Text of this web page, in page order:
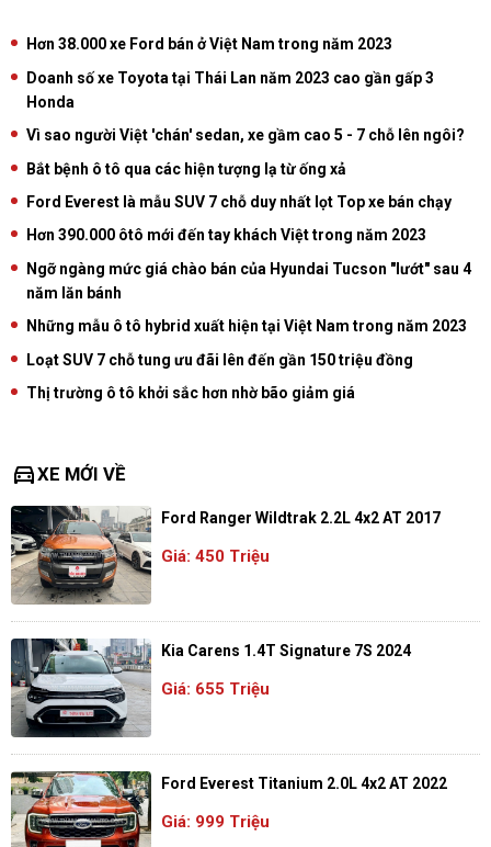
Hơn 38.000 xe Ford bán ở Việt Nam trong năm 2023
Doanh số xe Toyota tại Thái Lan năm 2023 cao gần gấp 3
Honda
Vì sao người Việt 'chán' sedan, xe gầm cao 5 - 7 chỗ lên ngôi?
Bắt bệnh ô tô qua các hiện tượng lạ từ ống xả
Ford Everest là mẫu SUV 7 chỗ duy nhất lọt Top xe bán chạy
Hơn 390.000 ôtô mới đến tay khách Việt trong năm 2023
Ngỡ ngàng mức giá chào bán của Hyundai Tucson "lướt" sau 4
năm lăn bánh
Những mẫu ô tô hybrid xuất hiện tại Việt Nam trong năm 2023
Loạt SUV 7 chỗ tung ưu đãi lên đến gần 150 triệu đồng
Thị trường ô tô khởi sắc hơn nhờ bão giảm giá
directions_carXE MỚI VỀ
Ford Ranger Wildtrak 2.2L 4x2 AT 2017
Giá: 450 Triệu
Kia Carens 1.4T Signature 7S 2024
Giá: 655 Triệu
Ford Everest Titanium 2.0L 4x2 AT 2022
Giá: 999 Triệu